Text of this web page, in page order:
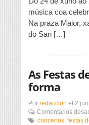
música coa
Na praza Maior,
do San […]
As Festas
forma
Por redaccion el 2
Comentarios
concertos, festas